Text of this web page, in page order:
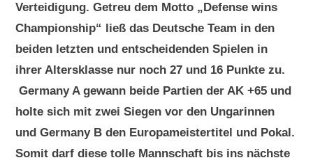
Verteidigung. Getreu dem Motto „Defense wins
Championship“ ließ das Deutsche Team in den
beiden letzten und entscheidenden Spielen in
ihrer Altersklasse nur noch 27 und 16 Punkte zu.
Germany A gewann beide Partien der AK +65 und
holte sich mit zwei Siegen vor den Ungarinnen
und Germany B den Europameistertitel und Pokal.
Somit darf diese tolle Mannschaft bis ins nächste